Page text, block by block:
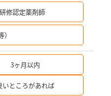
研修認定薬剤師
3ヶ月以内
いところがあれば